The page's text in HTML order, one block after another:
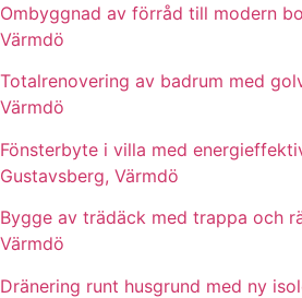
Ombyggnad av förråd till modern
Värmdö
Totalrenovering av badrum med
Värmdö
Fönsterbyte i villa med
Gustavsberg, Värmdö
Bygge av trädäck med trappa och
Värmdö
Dränering runt husgrund med ny